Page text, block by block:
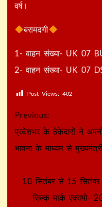
वर्ष।
बरामदगी
1- वाहन संख्या- UK 07
2- वाहन संख्या- UK 07
Post Views: 402
Continue
Reading
Previous:
प्रदेशभर के ठेकेदारों ने
भावना के माध्यम से
10 सितंबर से 15
सिल्क मार्क एक्सपो-